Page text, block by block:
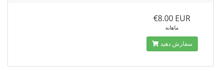
€8.00 EUR
ماهانه
سفارش دهید